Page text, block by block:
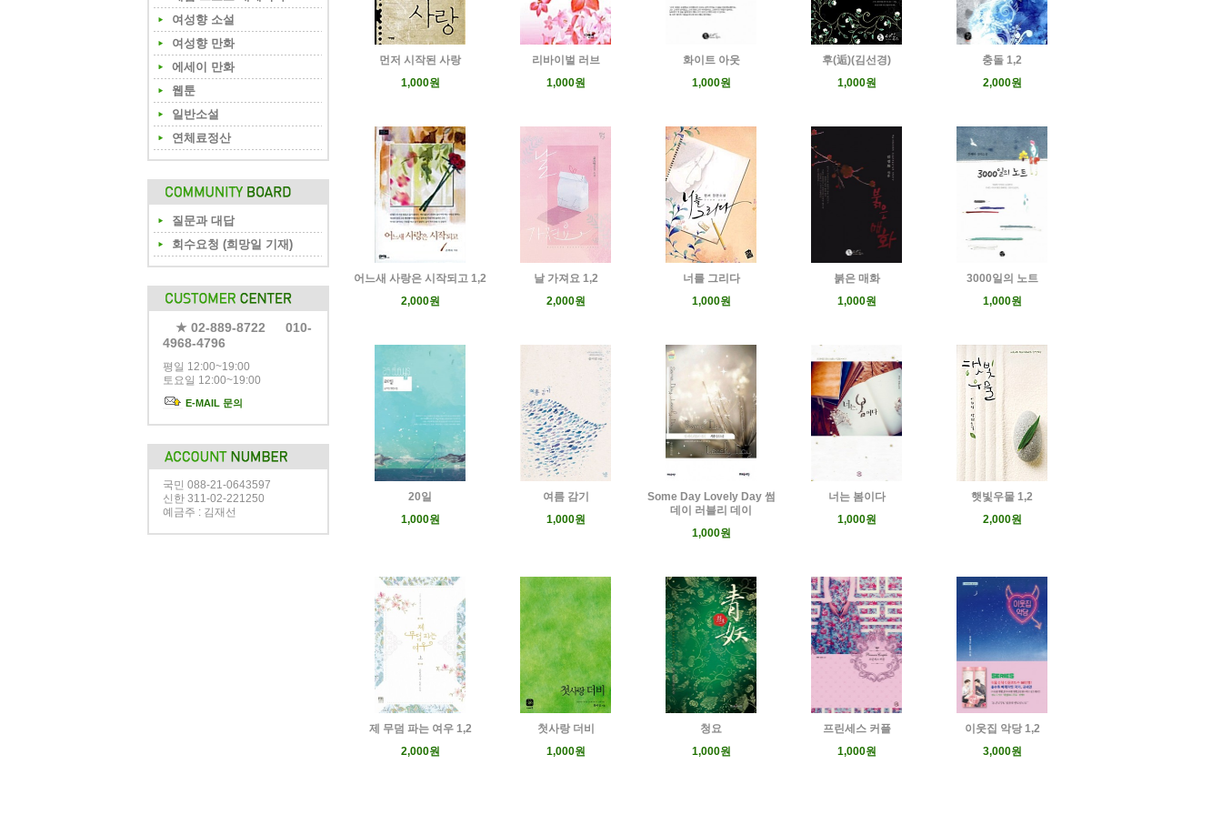
여성향 소설
여성향 만화
에세이 만화
웹툰
일반소설
연체료정산
질문과 대답
회수요청 (희망일 기재)
★ 02-889-8722 010-
4968-4796
평일 12:00~19:00
토요일 12:00~19:00
E-MAIL 문의
국민 088-21-0643597
신한 311-02-221250
예금주 : 김재선
먼저 시작된 사랑
1,000원
리바이벌 러브
1,000원
화이트 아웃
1,000원
후(逅)(김선경)
1,000원
충돌 1,2
2,000원
어느새 사랑은 시작되고 1,2
2,000원
날 가져요 1,2
2,000원
너를 그리다
1,000원
붉은 매화
1,000원
3000일의 노트
1,000원
20일
1,000원
여름 감기
1,000원
Some Day Lovely Day 썸
데이 러블리 데이
1,000원
너는 봄이다
1,000원
햇빛우물 1,2
2,000원
제 무덤 파는 여우 1,2
2,000원
첫사랑 더비
1,000원
청요
1,000원
프린세스 커플
1,000원
이웃집 악당 1,2
3,000원